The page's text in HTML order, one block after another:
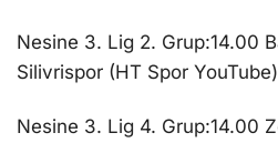
Nesine 3. Lig 2. Grup:14.00
Silivrispor (HT Spor YouTube)
Nesine 3. Lig 4. Grup:14.00